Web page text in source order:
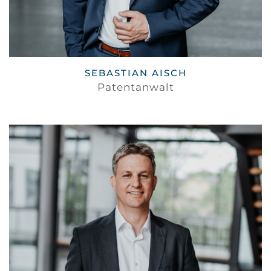
SEBASTIAN AISCH
Patentanwalt